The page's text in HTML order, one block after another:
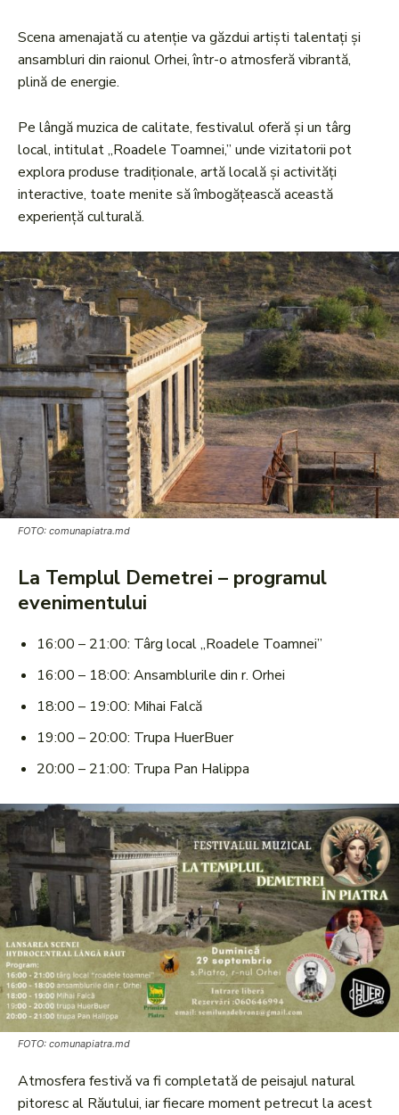
Scena amenajată cu atenție va găzdui artiști talentați și
ansambluri din raionul Orhei, într-o atmosferă vibrantă,
plină de energie.
Pe lângă muzica de calitate, festivalul oferă și un târg
local, intitulat „Roadele Toamnei,” unde vizitatorii pot
explora produse tradiționale, artă locală și activități
interactive, toate menite să îmbogățească această
experiență culturală.
FOTO: comunapiatra.md
La Templul Demetrei – programul
evenimentului
16:00 – 21:00: Târg local „Roadele Toamnei”
16:00 – 18:00: Ansamblurile din r. Orhei
18:00 – 19:00: Mihai Falcă
19:00 – 20:00: Trupa HuerBuer
20:00 – 21:00: Trupa Pan Halippa
FOTO: comunapiatra.md
Atmosfera festivă va fi completată de peisajul natural
pitoresc al Răutului, iar fiecare moment petrecut la acest